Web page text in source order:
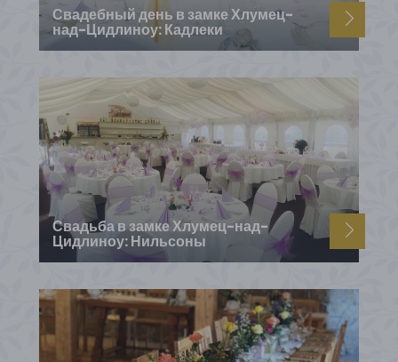
Свадебный день в замке Хлумец-
над-Цидлиноу: Кадлеки
Свадьба в замке Хлумец-над-
Цидлиноу: Нильсоны